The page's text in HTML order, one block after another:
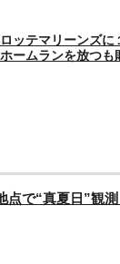
ッテマリーンズ
ームランを放つも
点で“真夏日”